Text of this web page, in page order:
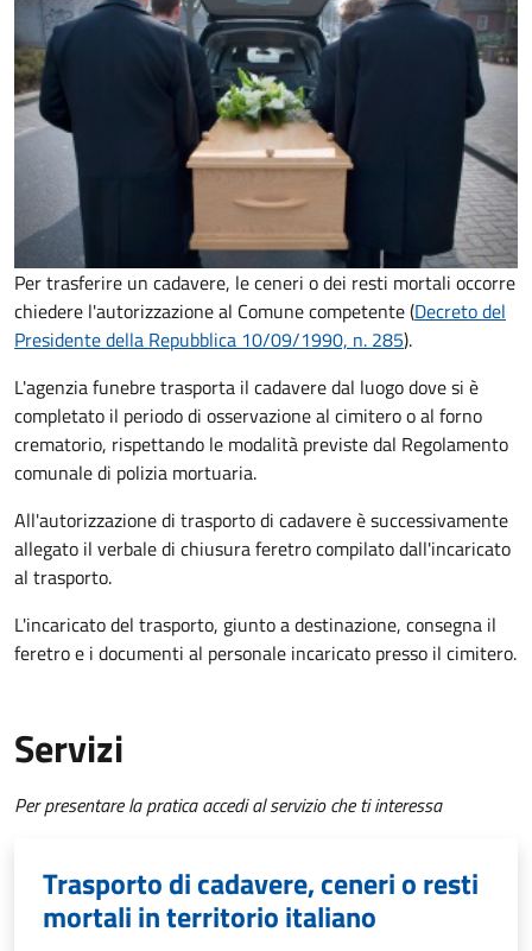
Per trasferire un cadavere, le ceneri o dei resti mortali occorre
chiedere l'autorizzazione al Comune competente (Decreto del
Presidente della Repubblica 10/09/1990, n. 285).
L'agenzia funebre trasporta il cadavere dal luogo dove si è
completato il periodo di osservazione al cimitero o al forno
crematorio, rispettando le modalità previste dal Regolamento
comunale di polizia mortuaria.
All'autorizzazione di trasporto di cadavere è successivamente
allegato il verbale di chiusura feretro compilato dall'incaricato
al trasporto.
L'incaricato del trasporto, giunto a destinazione, consegna il
feretro e i documenti al personale incaricato presso il cimitero.
Servizi
Per presentare la pratica accedi al servizio che ti interessa
Trasporto di cadavere, ceneri o resti
mortali in territorio italiano